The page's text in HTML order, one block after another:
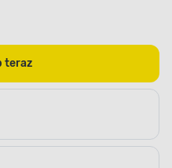
Kup teraz